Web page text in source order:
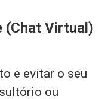
(Chat Virtual)
e evitar o seu
ou